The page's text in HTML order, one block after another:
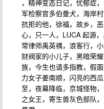
，精神变态日记，忧郁症
军检察官多伯曼犬，海岸
抗拒的他，徐福，故乡，
心，只一人，LUCA 起源
常律师禹英禑，浪客行，
财阀家的小儿子，黑暗荣
族，今生也请多指教，假
力女子姜南顺，闪亮的西
至，夜幕降临，京城怪物
之女王，寄生兽灰色部队